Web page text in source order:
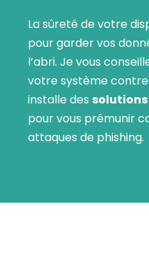
La sûreté de votre
pour garder vos
l’abri. Je vous
votre système contre
installe des
pour vous prémunir
attaques de phishing.